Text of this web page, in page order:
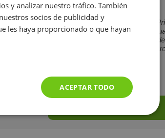
Claudia U.
Claudia, graduada en Magisterio de Educación
así como Maestra de Audición y Lenguaje, la
Ofrezco clases particulares en Oviedo,
ESO, relativas a apoyo escolar, ayuda en los
10 €/h
y analizar nuestro tráfico. También
socios de publicidad y
les haya proporcionado o que hayan
ACEPTAR TODO